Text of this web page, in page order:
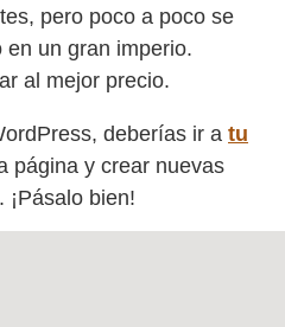
pero poco a poco se
en un gran imperio.
al mejor precio.
deberías ir a tu
página y crear nuevas
¡Pásalo bien!